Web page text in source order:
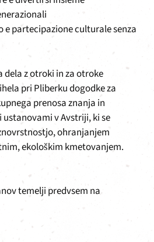
e partecipazione culturale senza
dela z otroki in za otroke
pri Pliberku dogodke za
prenosa znanja in
v Avstriji, ki se
ohranjanjem
ekološkim kmetovanjem.
temelji predvsem na